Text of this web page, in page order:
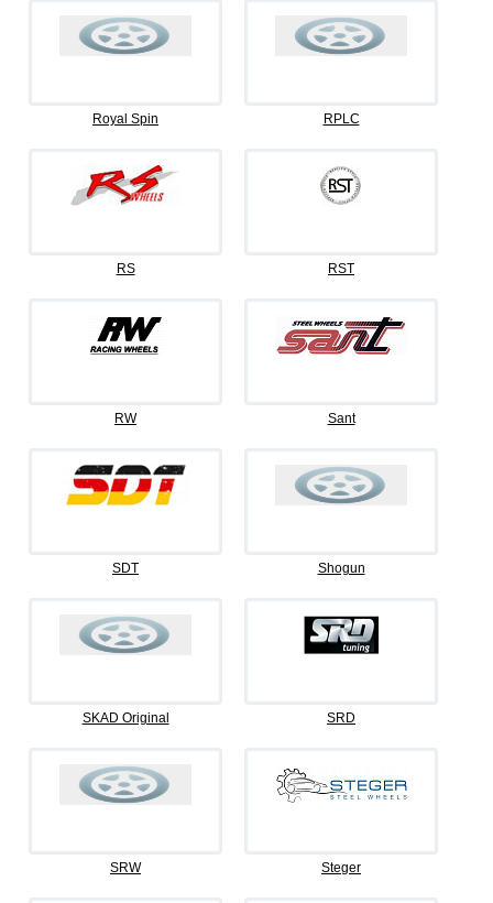
Royal Spin RPLC
RS RST
RW Sant
SDT Shogun
SKAD Original SRD
SRW Steger